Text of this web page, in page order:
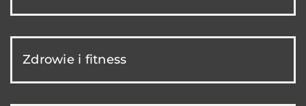
Zdrowie i fitness